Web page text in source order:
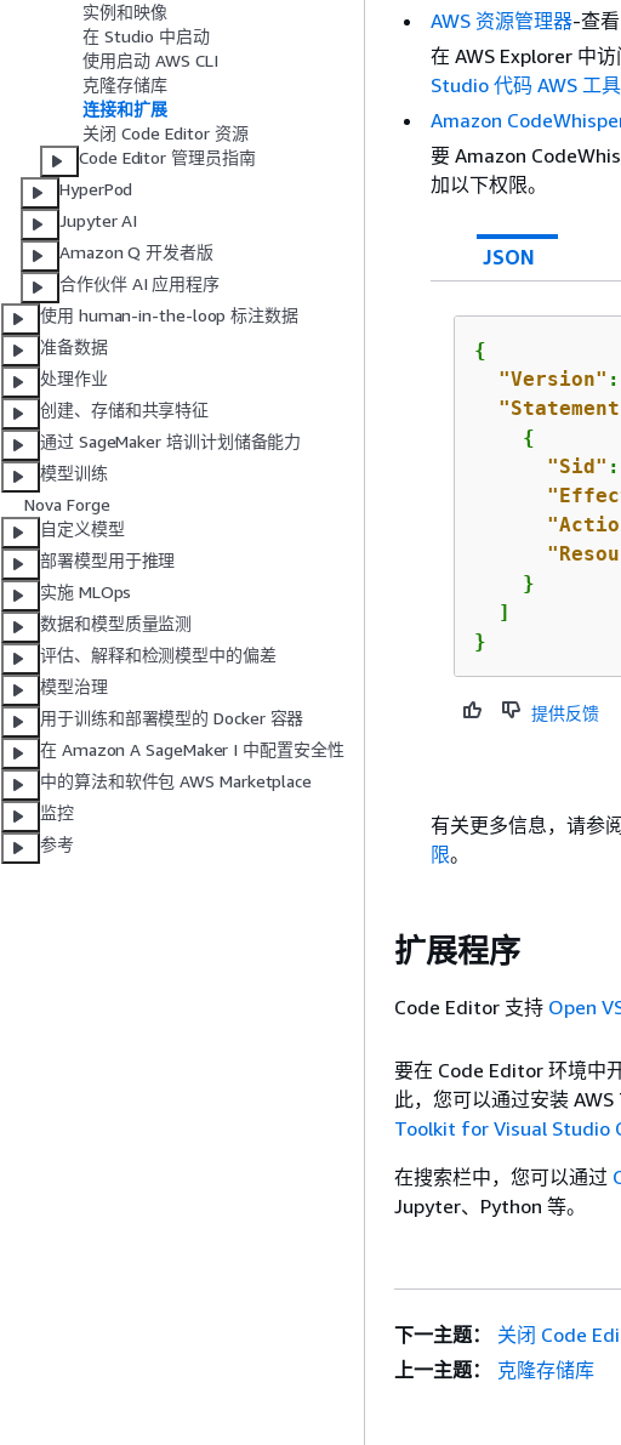
实例和映像
在 Studio 中启动
使用启动 AWS CLI
克隆存储库
连接和扩展
关闭 Code Editor 资源
Code Editor 管理员指南
HyperPod
Jupyter AI
Amazon Q 开发者版
合作伙伴 AI 应用程序
使用 human-in-the-loop 标注数据
准备数据
处理作业
创建、存储和共享特征
通过 SageMaker 培训计划储备能力
模型训练
Nova Forge
自定义模型
部署模型用于推理
实施 MLOps
数据和模型质量监测
评估、解释和检测模型中的偏差
模型治理
用于训练和部署模型的 Docker 容器
在 Amazon A SageMaker I 中配置安全性
中的算法和软件包 AWS Marketplace
监控
参考
AWS 资源管理器-查
在 AWS Explorer 中
Studio 代码 AWS 工
Amazon
要 Amazon
加以下权限。
JSON
{
"Version" :
{
"Sid" :
    }
  ]
}
提供反馈
有关更多信息，请参
限。
扩展程序
Code Editor 支持 Open
要在 Code Editor 环境中
此，您可以通过安装
Toolkit for Visual Studio
在搜索栏中，您可以通过
Jupyter、Python 等。
下一主题：
关闭 Code
上一主题：
克隆存储库